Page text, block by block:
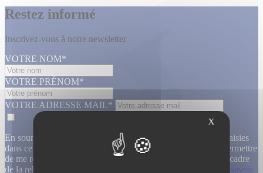
Restez informé
Inscrivez-vous à notre newsletter
VOTRE NOM*
VOTRE PRÉNOM*
VOTRE ADRESSE MAIL*
En soumettant ce formulaire, j’accepte que les informations saisies
dans ce formulaire soient utilisées, exploitées, traitées pour permettre
de me recontacter, pour m’envoyer des informations, dans le cadre
de la relation commerciale qui découle de cette demande.
En savoir
X